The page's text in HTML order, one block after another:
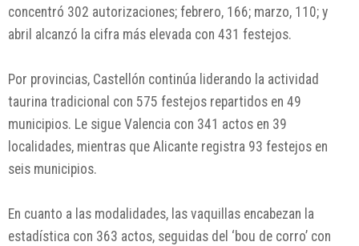
concentró 302 autorizaciones; febrero, 166; marzo, 110; y
abril alcanzó la cifra más elevada con 431 festejos.
Por provincias, Castellón continúa liderando la actividad
taurina tradicional con 575 festejos repartidos en 49
municipios. Le sigue Valencia con 341 actos en 39
localidades, mientras que Alicante registra 93 festejos en
seis municipios.
En cuanto a las modalidades, las vaquillas encabezan la
estadística con 363 actos, seguidas del ‘bou de corro’ con